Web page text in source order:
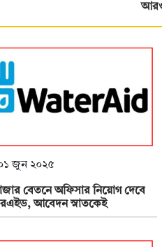
জুন ২০২৫
বেতনে অফিসার নিয়োগ দেবে
আবেদন স্নাতকেই